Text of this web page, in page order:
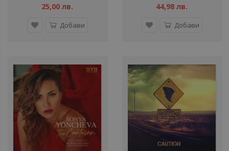
25,00 лв.
Добави
44,98 лв.
Добави